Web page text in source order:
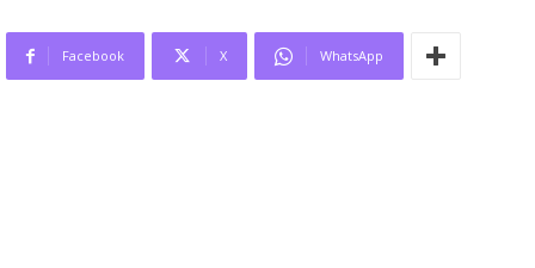
Facebook X WhatsApp